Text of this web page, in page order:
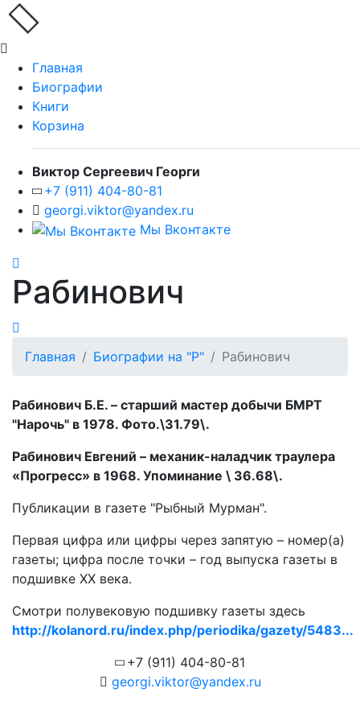
Главная
Биографии
Книги
Корзина
Виктор Сергеевич Георги
+7 (911) 404-80-81
georgi.viktor@yandex.ru
Мы Вконтакте
Рабинович
Главная Биографии на "Р" Рабинович
Рабинович Б.Е. – старший мастер добычи БМРТ
"Нарочь" в 1978. Фото.\31.79\.
Рабинович Евгений – механик-наладчик траулера
«Прогресс» в 1968. Упоминание \ 36.68\.
Публикации в газете "Рыбный Мурман".
Первая цифра или цифры через запятую – номер(а)
газеты; цифра после точки – год выпуска газеты в
подшивке ХХ века.
Смотри полувековую подшивку газеты здесь
http://kolanord.ru/index.php/periodika/gazety/5483...
+7 (911) 404-80-81
georgi.viktor@yandex.ru